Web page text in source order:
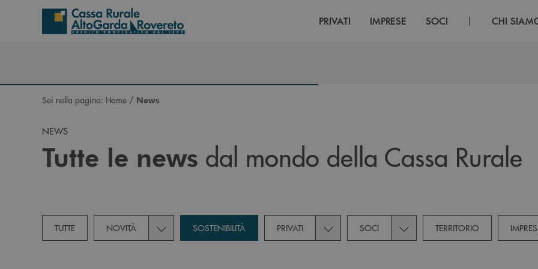
Salta al contenuto principale
PRIVATI IMPRESE SOCI | CHI
Sei nella pagina: Home / News
NEWS
Tutte le news dal mondo della Cassa Rurale
TUTTE NOVITÀ Toggle subcategories dropdown for Novità
SOSTENIBILITÀ PRIVATI Toggle subcategories dropdown for Privati
SOCI Toggle subcategories dropdown for
TERRITORIO